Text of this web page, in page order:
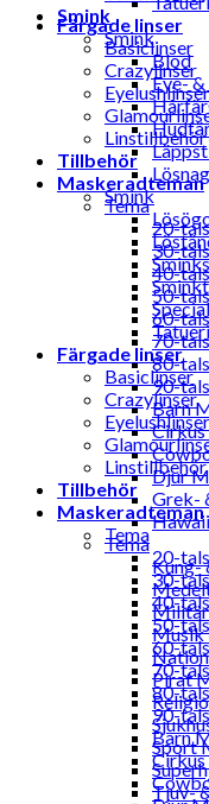
Färgade linser
Basiclinser
Crazylinser
Eyelushlinser
Linstillbehör
Tillbehör
Maskeradteman
Tema
20-
30-
40-
50-
60-
70-
80-
90-
Barn
Djur
Grek-
Tema
Kung-
Musik
Pirat
Sport
Tjuv-
Smink
Smink
Blod
Eye-
Smink
Färgade linser
Basiclinser
Crazylinser
Eyelushlinser
Linstillbehör
Tillbehör
Maskeradteman
Tema
20-
30-
40-
50-
60-
70-
80-
90-
Barn